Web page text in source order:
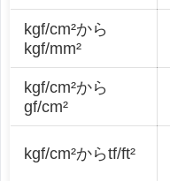
kgf/cm²から
kgf/mm²
kgf/cm²から
gf/cm²
kgf/cm²からtf/ft²